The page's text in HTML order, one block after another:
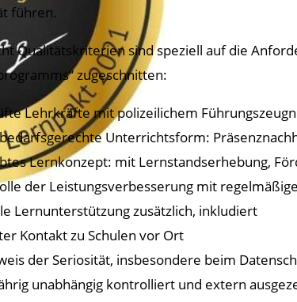
führen.
Qualitätskriterien sind speziell auf die
zugeschnitten:
Lehrkräfte mit polizeilichem
Unterrichtsform:
Lernkonzept: mit Lernstandserhebung,
der Leistungsverbesserung mit
Lernunterstützung zusätzlich, inkludiert
Kontakt zu Schulen vor Ort
der Seriosität, insbesondere beim
unabhängig kontrolliert und extern